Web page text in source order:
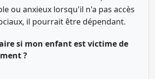
ou anxieux lorsqu'il n'a pas accès
il pourrait être dépendant.
si mon enfant est victime de
?